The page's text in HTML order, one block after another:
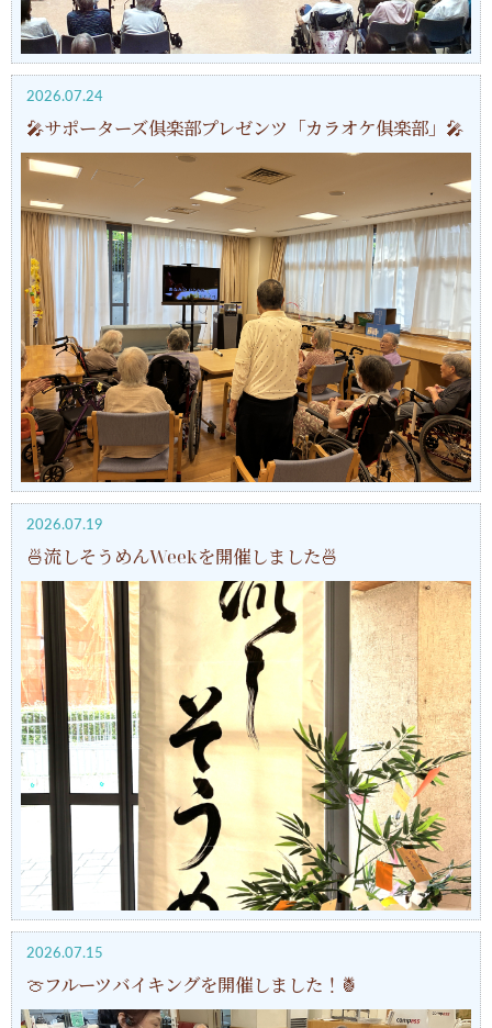
2026.07.24
🎤サポーターズ俱楽部プレゼンツ「カラオケ俱楽部」🎤
2026.07.19
🍜流しそうめんWeekを開催しました🍜
2026.07.15
🍈フルーツバイキングを開催しました！🍍